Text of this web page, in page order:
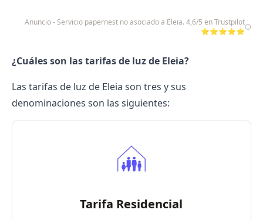
Anuncio - Servicio papernest no asociado a Eleia. 4,6/5 en Trustpilot
⭐⭐⭐⭐⭐
¿Cuáles son las tarifas de luz de Eleia?
Las tarifas de luz de Eleia son tres y sus
denominaciones son las siguientes:
Tarifa Residencial